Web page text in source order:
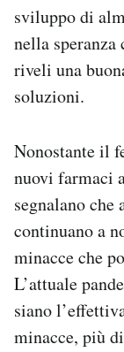
sviluppo di
nella
riveli una
soluzioni.
Nonostante il
nuovi farmaci
segnalano
continuano a
minacce che
L’attuale
siano
minacce, più